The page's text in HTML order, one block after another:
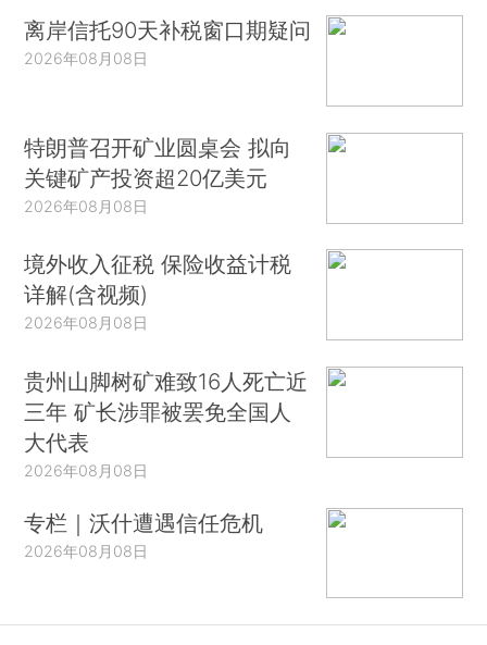
离岸信托90天补税窗口期疑问
2026年08月08日
特朗普召开矿业圆桌会 拟向
关键矿产投资超20亿美元
2026年08月08日
境外收入征税 保险收益计税
详解(含视频)
2026年08月08日
贵州山脚树矿难致16人死亡近
三年 矿长涉罪被罢免全国人
大代表
2026年08月08日
专栏｜沃什遭遇信任危机
2026年08月08日